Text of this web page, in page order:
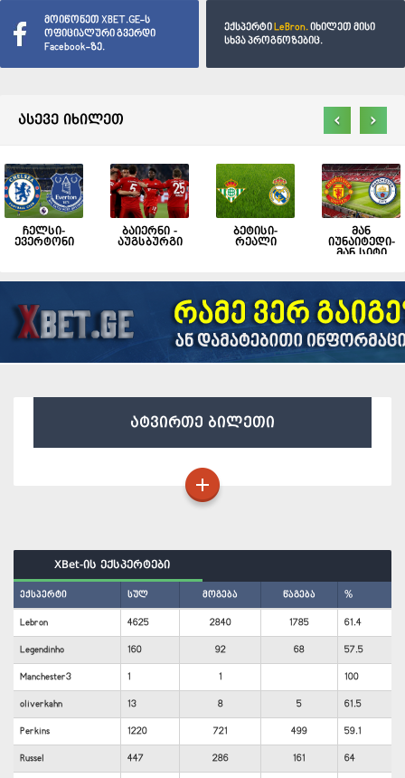
მოიწონეთ XBET.GE-ს
ოფიციალური გვერდი
Facebook-ზე.
ექსპერტი LeBron.იხილეთ მისი
სხვა პროგნოზებიც.
ასევე იხილეთ
ჩელსი-
ევერტონი
ბაიერნი -
აუგსბურგი
ბეტისი-
რეალი
მან
იუნაიტედი-
მან სიტი
‹ ›
ატვირთე ბილეთი
XBet-ის ექსპერტები
ექსპერტი სულ მოგება წაგება %
Lebron 4625 2840 1785 61.4
Legendinho 160 92 68 57.5
Manchester3 1 1 100
oliverkahn 13 8 5 61.5
Perkins 1220 721 499 59.1
Russel 447 286 161 64